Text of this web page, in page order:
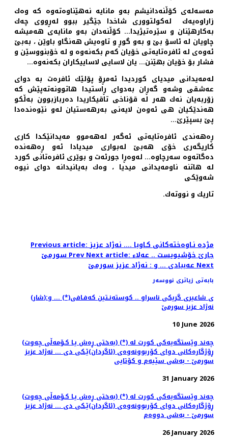
مه‌سه‌له‌ی كۆڵنه‌دانیشم به‌و مانایه‌ نه‌هێناوه‌ته‌وه‌ كه‌ وه‌ك
زاراوه‌یه‌ك له‌كو‌لتووری شاخدا جێگیر ببوو له‌ڕووی چه‌ك
به‌كارهێنان و سێره‌تیژیدا… كۆڵنه‌دان به‌و مانایه‌ی هه‌میشه‌
چاویان له‌ ئاسۆ بێ و به‌و گوڕ و تاوه‌یش هه‌نگاو باوێن ، به‌بێ
ئه‌وه‌ی له‌ ئافره‌تایه‌تی خۆیان كه‌م بكه‌نه‌وه‌ و له‌ خۆبنووسێن و
فشار بۆ خۆیان بهێنن… یان لاسایی لاساییكاران بكه‌نه‌وه‌…
له‌مه‌یدانی میدیای كوردیدا ئه‌مڕۆ پۆلێك ئافره‌ت به‌ دوای
عه‌شقی وشه‌و گه‌ڕان به‌دوای ڕاستیدا هاتوونه‌ته‌پێش كه‌
زۆربه‌یان نه‌ك هه‌ر له‌ قۆناخی تاقیكاریدا ده‌ربازبوون به‌ڵكو
هه‌ندێكیان هی ئه‌وه‌ن لایه‌نی به‌رهه‌ستیان له‌و نێوه‌نده‌دا
پێ بسپێرێ…
ڕه‌هه‌ندی ئافره‌تایه‌تی ئه‌گه‌ر له‌هه‌موو مه‌یدانێكدا كاری
كاریگه‌ری خۆی هه‌بێ له‌بواری میدیادا ئه‌و ڕه‌هه‌نده‌
ده‌گاته‌وه‌ سه‌رچاوه‌… له‌وه‌ڕا جورئه‌ت و بوێری ئافره‌تانی كورد
له‌ هاتنه‌ ناومه‌یدانی میدیا ، وه‌ك به‌یانیدانه‌ دوای نیوه‌
شه‌وێكی
تاریك و نووته‌ك.
Previous article: مژده‌ نـاوه‌خته‌كانی كـاوبا …. نه‌ژاد عزیز
سورمێPrevNext article: جارێ خۆشیویست .. عەلا‌ء
عەببادی ... و : نه‌ژاد عزیز سورمێNext
بابەتی زیاتری نووسەر
(شار)ی شاعیری گریكی ناسراو .. كوسته‌نـتین كه‌فـافی(*) ... و:
نه‌ژاد عزیز سورمێ
10 June 2026
(به‌ختی ڕه‌ش یـا كـۆمه‌ڵی چه‌وت) (*) چه‌ند وێستگه‌یه‌كی كورت له‌
ڕۆژگاره‌كانی دوای كۆربوونه‌وه‌ی (ئاگردان)ێـكی دی ... نه‌ژاد عزیز
سورمێ - به‌شی سێیه‌م و كۆتایی
31 January 2026
(به‌ختی ڕه‌ش یـا كـۆمه‌ڵی چه‌وت) (*) چه‌ند وێستگه‌یه‌كی كورت له‌
ڕۆژگاره‌كانی دوای كۆربوونه‌وه‌ی (ئاگردان)ێـكی دی ... نه‌ژاد عزیز
سورمێ - به‌شی دووه‌م
26 January 2026